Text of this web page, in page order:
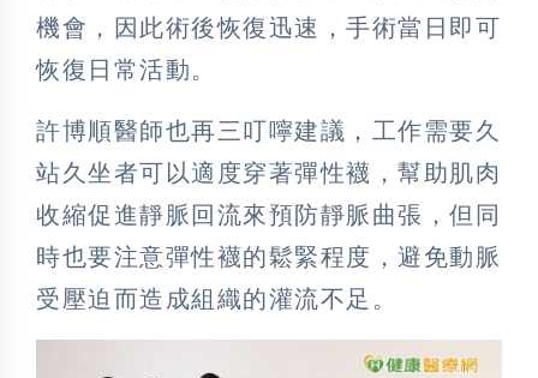
機會，因此術後恢復迅速，手術當日即可
恢復日常活動。
許博順醫師也再三叮嚀建議，工作需要久
站久坐者可以適度穿著彈性襪，幫助肌肉
收縮促進靜脈回流來預防靜脈曲張，但同
時也要注意彈性襪的鬆緊程度，避免動脈
受壓迫而造成組織的灌流不足。